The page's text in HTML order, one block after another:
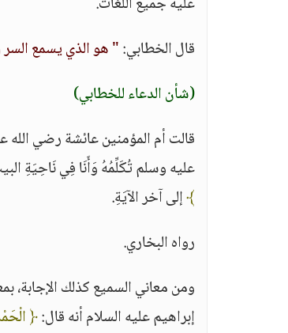
قال الخطابي:" هو الذي يسمع
(شأن الدعاء للخطابي)
قالت أم المؤمنين عائشة رضي الله
عليه وسلم تُكَلِّمُهُ وَأَنَا فِي نَاحِيَةِ
﴾إلى آخر الآيَةِ.
رواه البخاري.
ومن معاني السميع كذلك الإجابة،
إبراهيم عليه السلام أنه قال:﴿